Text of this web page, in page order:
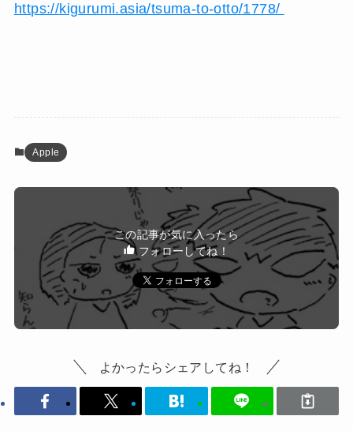
https://kigurumi.asia/tsuma-to-otto/1778/
Apple
この記事が気に入ったら
フォローしてね！
よかったらシェアしてね！